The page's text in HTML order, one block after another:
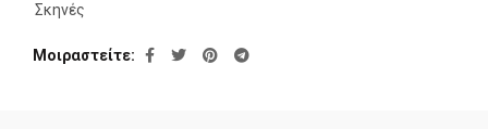
Σκηνές
Μοιραστείτε